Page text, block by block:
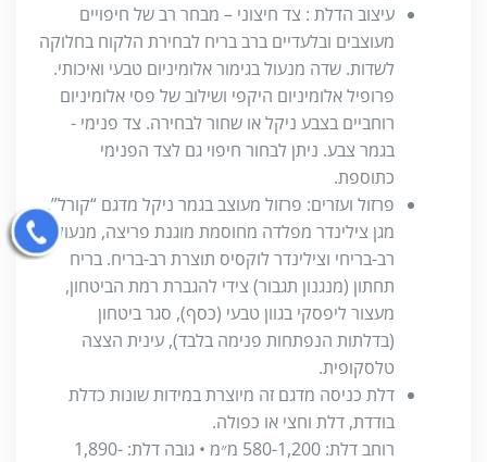
עיצוב הדלת : צד חיצוני – מבחר רב של חיפויים
מעוצבים ובלעדיים ברב בריח לבחירת הלקוח בחלוקה
לשדות. שדה מנעול בגימור אלומיניום טבעי ואיכותי.
פרופיל אלומיניום היקפי ושילוב של פסי אלומיניום
רוחביים בצבע ניקל או שחור לבחירה. צד פנימי -
בגמר צבע. ניתן לבחור חיפוי גם לצד הפנימי
כתוספת.
פרזול ועזרים: פרזול מעוצב בגמר ניקל מדגם “קורל”,
מגן צילינדר מפלדה מחוסמת מוגנת פריצה, מנעול
רב-בריחי וצילינדר לוקסיס תוצרת רב-בריח. בריח
תחתון (מנגנון תגבור) צידי להגברת רמת הביטחון,
מעצור ליפסקי בגוון טבעי (כסף), סגר ביטחון
(בדלתות הנפתחות פנימה בלבד), עינית הצצה
טלסקופית.
דלת כניסה מדגם זה מיוצרת במידות שונות כדלת
בודדת, דלת וחצי או כפולה.
רוחב דלת: 580-1,200 מ״מ • גובה דלת: 1,890-